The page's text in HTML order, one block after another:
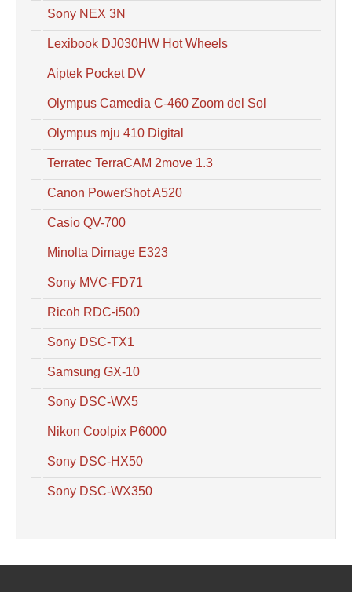
Sony NEX 3N
Lexibook DJ030HW Hot Wheels
Aiptek Pocket DV
Olympus Camedia C-460 Zoom del Sol
Olympus mju 410 Digital
Terratec TerraCAM 2move 1.3
Canon PowerShot A520
Casio QV-700
Minolta Dimage E323
Sony MVC-FD71
Ricoh RDC-i500
Sony DSC-TX1
Samsung GX-10
Sony DSC-WX5
Nikon Coolpix P6000
Sony DSC-HX50
Sony DSC-WX350